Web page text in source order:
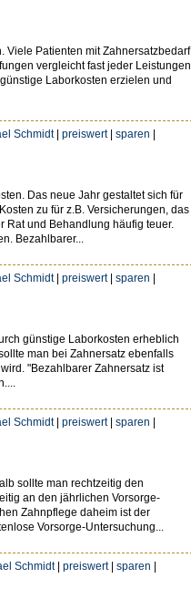
Viele Patienten mit Zahnersatzbedarf
vergleicht fast jeder Leistungen
Laborkosten erzielen und
Schmidt| preiswert| sparen |
Das neue Jahr gestaltet sich für
zu für z.B. Versicherungen, das
und Behandlung häufig teuer.
Bezahlbarer...
Schmidt| preiswert| sparen |
günstige Laborkosten erheblich
man bei Zahnersatz ebenfalls
"Bezahlbarer Zahnersatz ist
Schmidt| preiswert| sparen |
sollte man rechtzeitig den
an den jährlichen Vorsorge-
Zahnpflege daheim ist der
Vorsorge-Untersuchung...
Schmidt| preiswert| sparen |